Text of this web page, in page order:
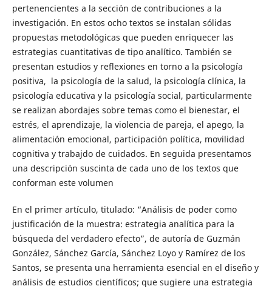
pertenencientes a la sección de contribuciones a la
investigación. En estos ocho textos se instalan sólidas
propuestas metodológicas que pueden enriquecer las
estrategias cuantitativas de tipo analítico. También se
presentan estudios y reflexiones en torno a la psicología
positiva, la psicología de la salud, la psicología clínica, la
psicología educativa y la psicología social, particularmente
se realizan abordajes sobre temas como el bienestar, el
estrés, el aprendizaje, la violencia de pareja, el apego, la
alimentación emocional, participación política, movilidad
cognitiva y trabajdo de cuidados. En seguida presentamos
una descripción suscinta de cada uno de los textos que
conforman este volumen
En el primer artículo, titulado: “Análisis de poder como
justificación de la muestra: estrategia analítica para la
búsqueda del verdadero efecto”, de autoría de Guzmán
González, Sánchez García, Sánchez Loyo y Ramírez de los
Santos, se presenta una herramienta esencial en el diseño y
análisis de estudios científicos; que sugiere una estrategia